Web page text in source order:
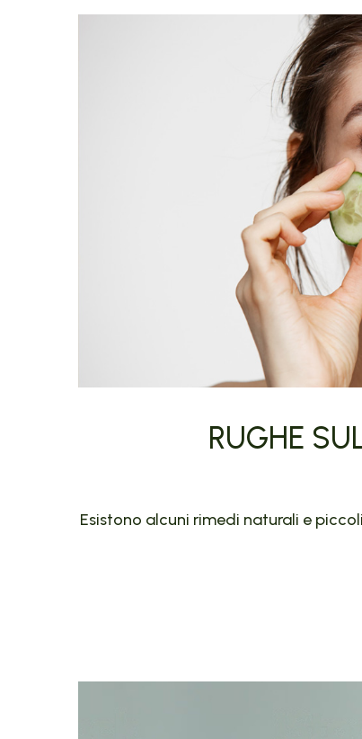
RUGHE
Esistono alcuni rimedi naturali e